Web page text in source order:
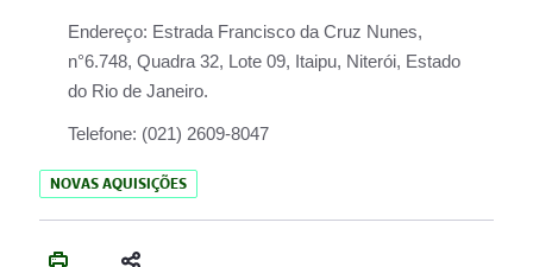
Endereço: Estrada Francisco da Cruz Nunes,
n°6.748, Quadra 32, Lote 09, Itaipu, Niterói, Estado
do Rio de Janeiro.
Telefone: (021) 2609-8047
NOVAS AQUISIÇÕES